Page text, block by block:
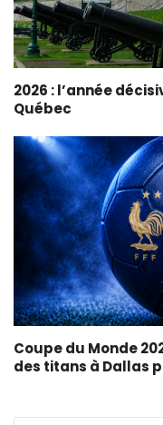
2026 : l’année
Québec
Coupe du Monde
des titans à Dallas